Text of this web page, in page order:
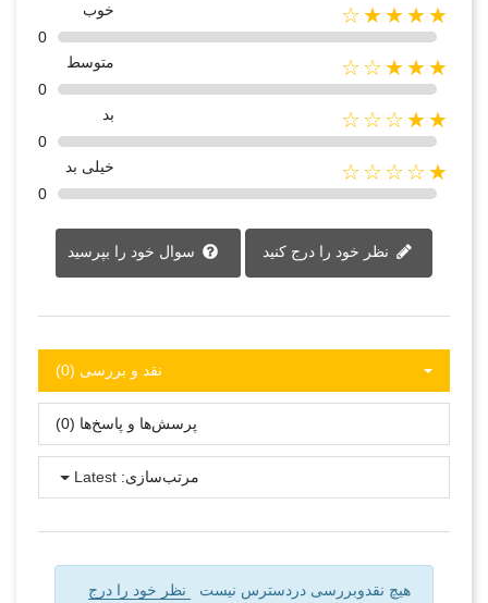
★★★★☆
خوب
0
★★★☆☆
متوسط
0
★★☆☆☆
بد
0
★☆☆☆☆
خیلی بد
0
سوال خود را بپرسید
نقد و بررسی‌‌ (0)
پرسش‌ها و پاسخ‌ها (0)
مرتب‌سازی: Latest
هیچ نقدوبررسی دردسترس نیست
نظر خود را درج